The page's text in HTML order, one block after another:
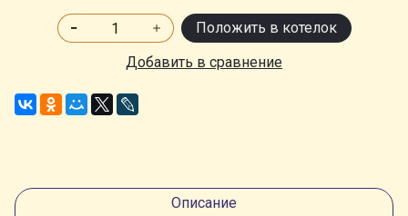
Положить в котелок
Добавить в сравнение
Описание